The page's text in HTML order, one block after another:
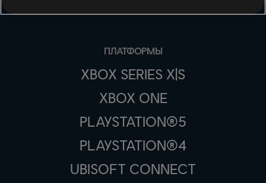
UBISOFT MONTRÉAL
ПЛАТФОРМЫ
XBOX SERIES X|S
XBOX ONE
PLAYSTATION®5
PLAYSTATION®4
UBISOFT CONNECT